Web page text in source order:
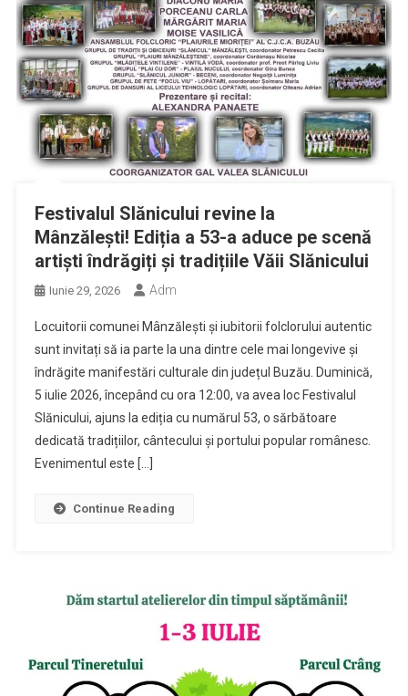
Festivalul Slănicului revine la
Mânzălești! Ediția a 53-a aduce pe scenă
artiști îndrăgiți și tradițiile Văii Slănicului
Iunie 29, 2026 Adm
Locuitorii comunei Mânzălești și iubitorii folclorului autentic
sunt invitați să ia parte la una dintre cele mai longevive și
îndrăgite manifestări culturale din județul Buzău. Duminică,
5 iulie 2026, începând cu ora 12:00, va avea loc Festivalul
Slănicului, ajuns la ediția cu numărul 53, o sărbătoare
dedicată tradițiilor, cântecului și portului popular românesc.
Evenimentul este […]
Continue Reading